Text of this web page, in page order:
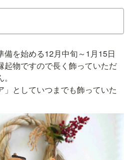
備を始める12月中旬～1月15日
起物ですので長く飾っていただ
」としていつまでも飾っていた